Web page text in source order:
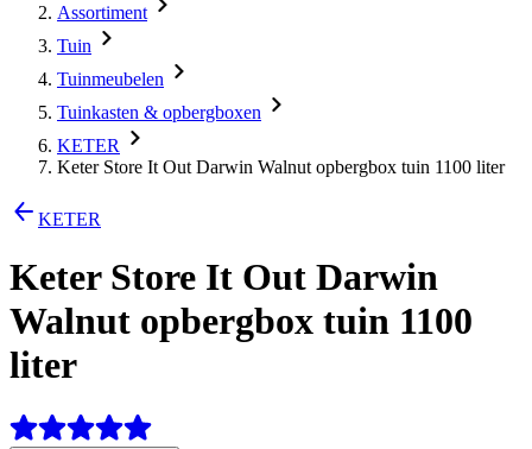
Assortiment
Tuin
Tuinmeubelen
Tuinkasten & opbergboxen
KETER
Keter Store It Out Darwin Walnut opbergbox tuin 1100 liter
KETER
Keter Store It Out Darwin
Walnut opbergbox tuin 1100
liter